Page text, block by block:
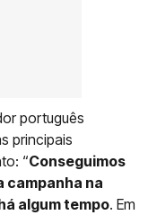
português
principais
“Conseguimos
campanha na
algum tempo. Em